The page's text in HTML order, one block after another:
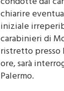
condotte dai
chiarire
iniziale
carabinieri di
ristretto presso
ore, sarà
Palermo.